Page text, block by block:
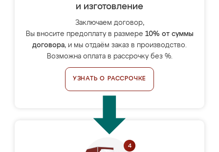
и изготовление
Заключаем договор,
Вы вносите предоплату в размере 10% от суммы
договора, и мы отдаём заказ в производство.
Возможна оплата в рассрочку без %.
УЗНАТЬ О РАССРОЧКЕ